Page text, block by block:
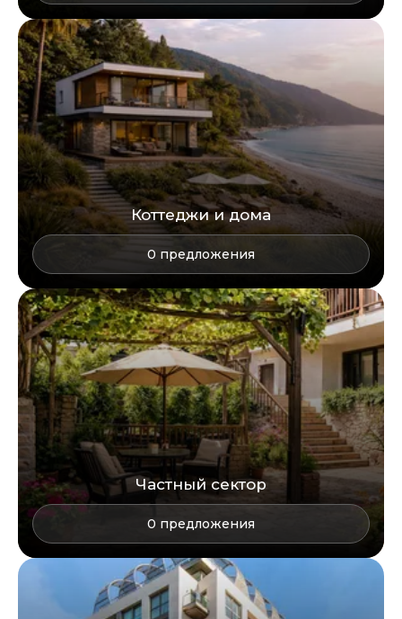
Коттеджи и дома
0 предложения
Частный сектор
0 предложения